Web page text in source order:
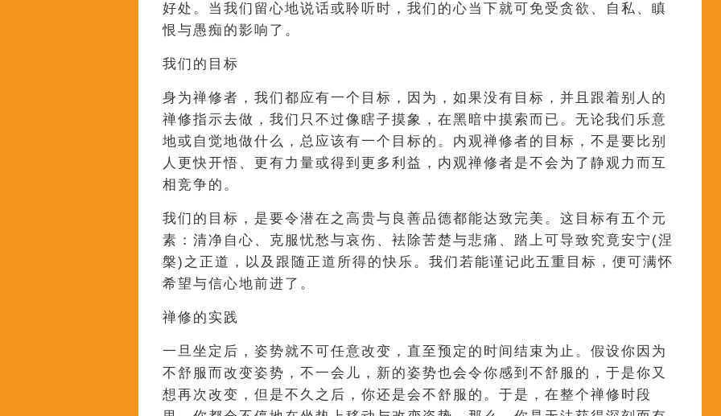
好处。当我们留心地说话或聆听时，我们的心当下就可免受贪欲、自私、瞋
恨与愚痴的影响了。
我们的目标
身为禅修者，我们都应有一个目标，因为，如果没有目标，并且跟着别人的
禅修指示去做，我们只不过像瞎子摸象，在黑暗中摸索而已。无论我们乐意
地或自觉地做什么，总应该有一个目标的。内观禅修者的目标，不是要比别
人更快开悟、更有力量或得到更多利益，内观禅修者是不会为了静观力而互
相竞争的。
我们的目标，是要令潜在之高贵与良善品德都能达致完美。这目标有五个元
素：清净自心、克服忧愁与哀伤、袪除苦楚与悲痛、踏上可导致究竟安宁(涅
槃)之正道，以及跟随正道所得的快乐。我们若能谨记此五重目标，便可满怀
希望与信心地前进了。
禅修的实践
一旦坐定后，姿势就不可任意改变，直至预定的时间结束为止。假设你因为
不舒服而改变姿势，不一会儿，新的姿势也会令你感到不舒服的，于是你又
想再次改变，但是不久之后，你还是会不舒服的。于是，在整个禅修时段